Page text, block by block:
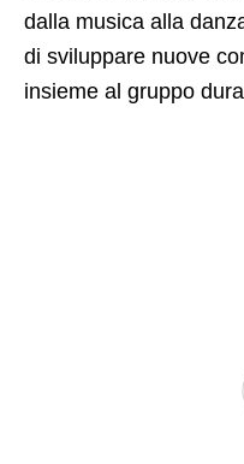
dalla musica alla
di sviluppare nuove
insieme al gruppo